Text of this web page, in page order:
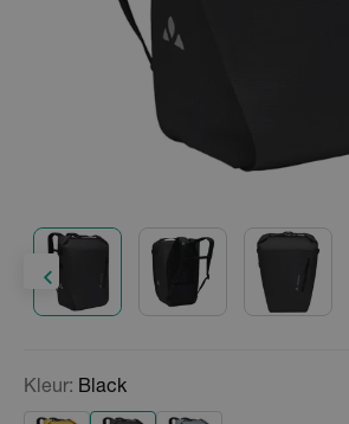
Kleur: Black